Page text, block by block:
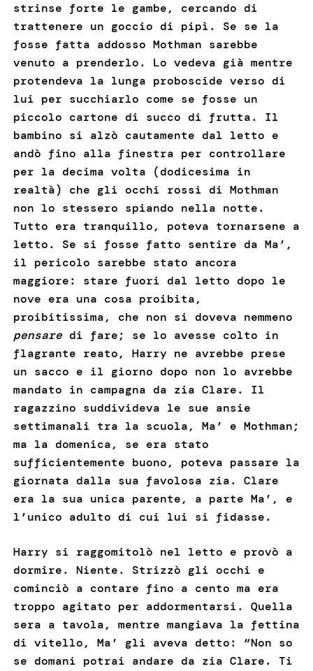
strinse forte le gambe, cercando di
trattenere un goccio di pipì. Se se la
fosse fatta addosso Mothman sarebbe
venuto a prenderlo. Lo vedeva già mentre
protendeva la lunga proboscide verso di
lui per succhiarlo come se fosse un
piccolo cartone di succo di frutta. Il
bambino si alzò cautamente dal letto e
andò fino alla finestra per controllare
per la decima volta (dodicesima in
realtà) che gli occhi rossi di Mothman
non lo stessero spiando nella notte.
Tutto era tranquillo, poteva tornarsene a
letto. Se si fosse fatto sentire da Ma’,
il pericolo sarebbe stato ancora
maggiore: stare fuori dal letto dopo le
nove era una cosa proibita,
proibitissima, che non si doveva nemmeno
pensaredi fare; se lo avesse colto in
flagrante reato, Harry ne avrebbe prese
un sacco e il giorno dopo non lo avrebbe
mandato in campagna da zia Clare. Il
ragazzino suddivideva le sue ansie
settimanali tra la scuola, Ma’ e Mothman;
ma la domenica, se era stato
sufficientemente buono, poteva passare la
giornata dalla sua favolosa zia. Clare
era la sua unica parente, a parte Ma’, e
l’unico adulto di cui lui si fidasse.
Harry si raggomitolò nel letto e provò a
dormire. Niente. Strizzò gli occhi e
cominciò a contare fino a cento ma era
troppo agitato per addormentarsi. Quella
sera a tavola, mentre mangiava la fettina
di vitello, Ma’ gli aveva detto: “Non so
se domani potrai andare da zia Clare. Ti